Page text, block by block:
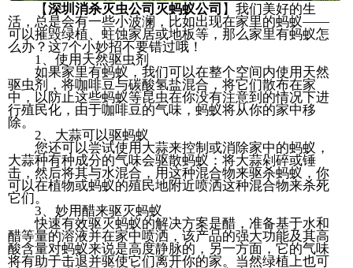
【深圳消杀灭虫公司灭蚂蚁公司 】我们美好的生
活，总是会有一些小波澜，比如出现在家里的蚂蚁——
可以摧毁绿植、蛀蚀家居或地板等，那么家里有蚂蚁怎
么办？这7个小妙招不要错过哦！
1、使用天然驱虫剂
如果家里有蚂蚁，我们可以在整个空间内使用天然
驱虫剂，将咖啡豆与碳酸氢盐混合，将它们散布在家
中，以防止这些蚂蚁等昆虫在你没有注意到的情况下进
行殖民化，由于咖啡豆的气味，蚂蚁将从你的家中移
除。
2、大蒜可以驱蚂蚁
您还可以尝试使用大蒜来控制或消除家中的蚂蚁，
大蒜种有种成分的气味会驱散蚂蚁：将大蒜剁碎或锤
击，然后将其与水混合，用这种混合物来驱杀蚂蚁，你
可以在植物或蚂蚁的殖民地附近喷洒这种混合物来杀死
它们。
3、妙用醋来驱灭蚂蚁
快速有效驱灭蚂蚁的解决方案是醋，准备基于水和
醋等量的溶液并在家中喷洒，该产品的强大功能及其高
酸含量对蚂蚁来说是高度静脉的，另一方面，它的气味
将有助于击退并驱使它们离开你的家。当然绿植上也可